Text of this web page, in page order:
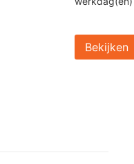
Bekijken